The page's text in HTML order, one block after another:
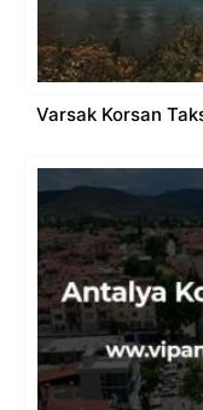
Varsak Korsan